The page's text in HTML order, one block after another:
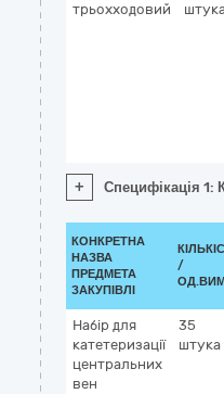
трьохходовий
+ Специфікація 1:
КОНКРЕТНА
НАЗВА
ПРЕДМЕТА
ЗАКУПІВЛІ
/
Набір для
катетеризації
центральних
вен
35
штука